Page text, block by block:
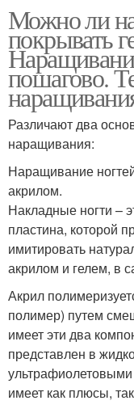
Можно ли
покрывать
пошагово.
Различают два
наращивания:
Наращивание
акрилом.
Накладные ногти –
пластина, которой
имитировать
акрилом и гелем, в
Акрил
полимер) путем
имеет эти два
представлен в
имеет как плюсы,